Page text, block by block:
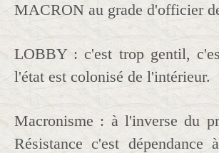
MACRON au grade d'officier
LOBBY : c'est trop gentil,
l'état est colonisé de l'intérieur.
Macronisme : à l'inverse du
Résistance c'est